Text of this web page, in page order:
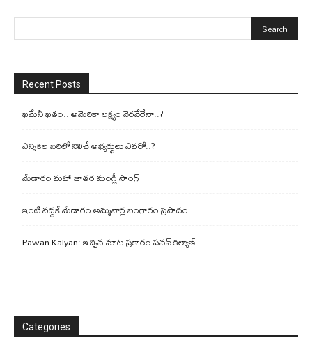
Recent Posts
ఖమేనీ ఖతం.. అమెరికా లక్ష్యం నెరవేరేనా..?
ఎన్నికల బరిలో నిలిచే అభ్యర్థులు ఎవరో..?
మేడారం మహా జాతర మంగ్లీ సాంగ్
ఇంటి వద్దకే మేడారం అమ్మవార్ల బంగారం ప్రసాదం..
Pawan Kalyan: ఇచ్చిన మాట ప్రకారం పవన్ కల్యాణ్..
Categories